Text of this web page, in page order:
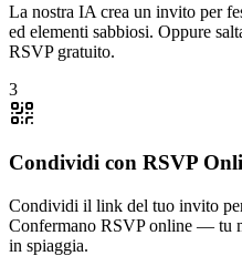
La nostra IA crea un invito per
ed elementi sabbiosi. Oppure
RSVP gratuito.
3
Condividi con RSVP
Condividi il link del tuo invito
Confermano RSVP online — tu
in spiaggia.